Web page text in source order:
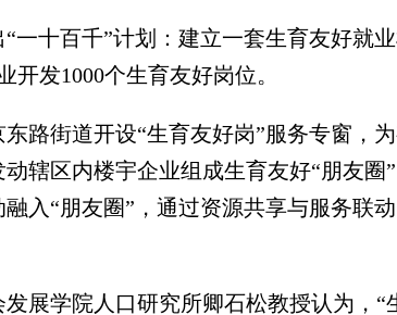
十百千”计划：建立一套生育友好就业
开发1000个生育友好岗位。
街道开设“生育友好岗”服务专窗，为
辖区内楼宇企业组成生育友好“朋友圈
入“朋友圈”，通过资源共享与服务联
学院人口研究所卿石松教授认为，“